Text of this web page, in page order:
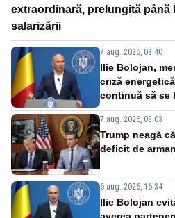
extraordinară, prelungită până
salarizării
7 aug. 2026, 08:40
Ilie Bolojan,
criză
continuă să se
7 aug. 2026, 08:03
Trump neagă
deficit de
6 aug. 2026, 16:34
Ilie Bolojan